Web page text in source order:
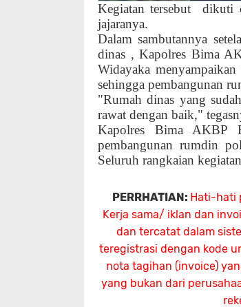
Kegiatan tersebut dikuti
jajaranya.
Dalam sambutannya
dinas , Kapolres Bima
Widayaka
sehingga pembangunan
"Rumah dinas yang
rawat dengan baik,"
Kapolres Bima AKBP
pembangunan rumdin
Seluruh rangkaian
PERRHATIAN: Hati-hati
Kerja sama/ iklan dan
dan tercatat dalam
teregistrasi dengan kode
nota tagihan (invoice)
yang bukan dari